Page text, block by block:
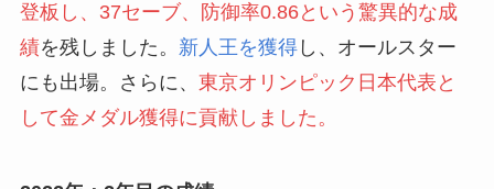
登板し、37セーブ、防御率0.86という驚異的な成
績を残しました。 新人王を獲得し、オールスター
にも出場。さらに、 東京オリンピック日本代表と
して金メダル獲得に貢献しました。